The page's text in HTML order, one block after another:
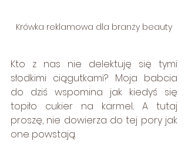
Krówka reklamowa dla branży beauty
Kto z nas nie delektuję się tymi
słodkimi ciągutkami? Moja babcia
do dziś wspomina jak kiedyś się
topiło cukier na karmel.. A tutaj
proszę, nie dowierza do tej pory jak
one powstają.